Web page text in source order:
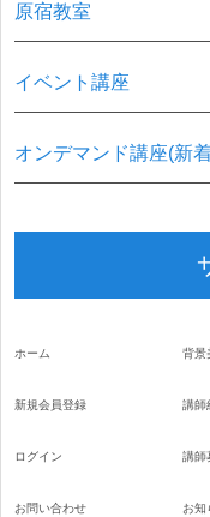
原宿教室
イベント講座
オンデマンド講座(新
ホーム
新規会員登録
ログイン
お問い合わせ
背景
講師
講師
お知